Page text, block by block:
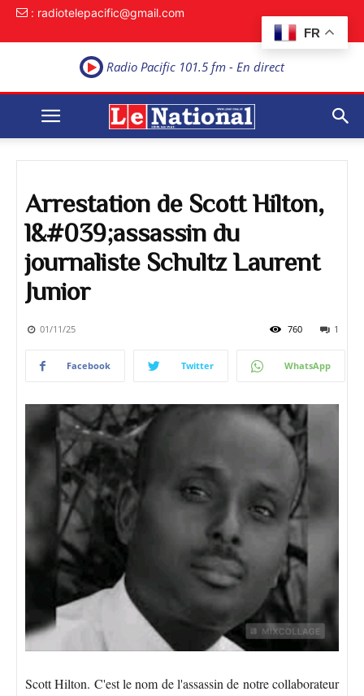
FR
: radiotelepacific@gmail.com
Radio Pacific 101.5 fm - En direct
Arrestation de Scott Hilton,
l&#039;assassin du
journaliste Schultz Laurent
Junior
01/11/25 1
760
Facebook Twitter WhatsApp
Scott Hilton. C'est le nom de l'assassin de notre collaborateur